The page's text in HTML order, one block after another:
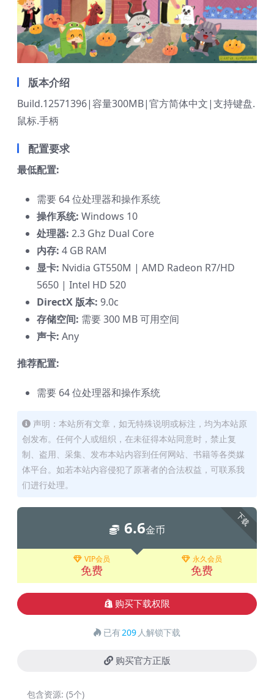
版本介绍
Build.12571396|容量300MB|官方简体中文|支持键盘.
鼠标.手柄
配置要求
最低配置:
需要 64 位处理器和操作系统
操作系统: Windows 10
处理器: 2.3 Ghz Dual Core
内存: 4 GB RAM
显卡: Nvidia GT550M | AMD Radeon R7/HD
5650 | Intel HD 520
DirectX 版本: 9.0c
存储空间: 需要 300 MB 可用空间
声卡: Any
推荐配置:
需要 64 位处理器和操作系统
声明：本站所有文章，如无特殊说明或标注，均为本站原
创发布。任何个人或组织，在未征得本站同意时，禁止复
制、盗用、采集、发布本站内容到任何网站、书籍等各类媒
体平台。如若本站内容侵犯了原著者的合法权益，可联系我
们进行处理。
下载
6.6金币
VIP会员
免费
永久会员
免费
购买下载权限
已有209 人解锁下载
购买官方正版
包含资源: (5个)